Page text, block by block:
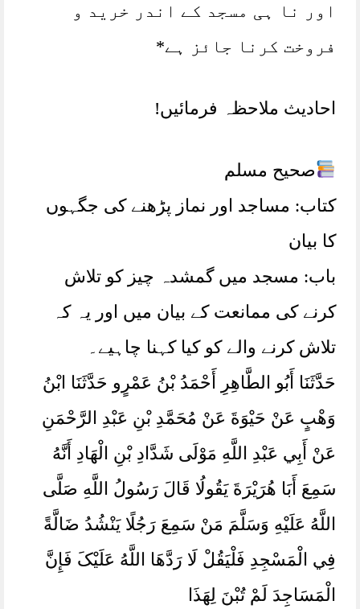
اور نا ہی مسجد کے اندر خرید و
فروخت کرنا جائز ہے*
احادیث ملاحظہ فرمائیں!
صحیح مسلم
کتاب: مساجد اور نماز پڑھنے کی جگہوں
کا بیان
باب: مسجد میں گمشدہ چیز کو تلاش
کرنے کی ممانعت کے بیان میں اور یہ کہ
تلاش کرنے والے کو کیا کہنا چاہیے۔
حَدَّثَنَا أَبُو الطَّاهِرِ أَحْمَدُ بْنُ عَمْرٍو حَدَّثَنَا ابْنُ
وَهْبٍ عَنْ حَيْوَةَ عَنْ مُحَمَّدِ بْنِ عَبْدِ الرَّحْمَنِ
عَنْ أَبِي عَبْدِ اللَّهِ مَوْلَی شَدَّادِ بْنِ الْهَادِ أَنَّهُ
سَمِعَ أَبَا هُرَيْرَةَ يَقُولُا قَالَ رَسُولُ اللَّهِ صَلَّی
اللَّهُ عَلَيْهِ وَسَلَّمَ مَنْ سَمِعَ رَجُلًا يَنْشُدُ ضَالَّةً
فِي الْمَسْجِدِ فَلْيَقُلْ لَا رَدَّهَا اللَّهُ عَلَيْکَ فَإِنَّ
الْمَسَاجِدَ لَمْ تُبْنَ لِهَذَا